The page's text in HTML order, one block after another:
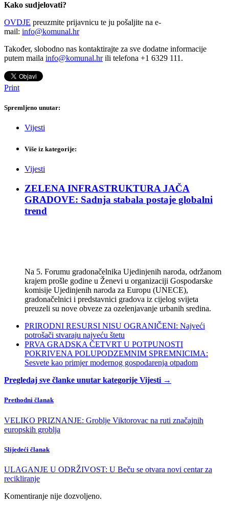
Kako sudjelovati?
OVDJE preuzmite prijavnicu te ju pošaljite na e-
mail: info@komunal.hr
Također, slobodno nas kontaktirajte za sve dodatne informacije
putem maila info@komunal.hrili telefona +1 6329 111.
Print
Spremljeno unutar:
Vijesti
Više iz kategorije:
Vijesti
ZELENA INFRASTRUKTURA JAČA
GRADOVE: Sadnja stabala postaje globalni
trend
Na 5. Forumu gradonačelnika Ujedinjenih naroda, održanom
krajem prošle godine u Ženevi u organizaciji Gospodarske
komisije Ujedinjenih naroda za Europu (UNECE),
gradonačelnici i predstavnici gradova iz cijelog svijeta
preuzeli su nove obveze za ozelenjavanje urbanih sredina.
PRIRODNI RESURSI NISU OGRANIČENI: Najveći
potrošači stvaraju najveću štetu
PRVA GRADSKA ČETVRT U POTPUNOSTI
POKRIVENA POLUPODZEMNIM SPREMNICIMA:
Sesvete kao primjer modernog gospodarenja otpadom
Pregledaj sve članke unutar kategorije Vijesti →
Prethodni članak
VELIKO PRIZNANJE: Groblje Viktorovac na ruti značajnih
europskih groblja
Slijedeći članak
ULAGANJE U ODRŽIVOST: U Beču se otvara novi centar za
recikliranje
Komentiranje nije dozvoljeno.